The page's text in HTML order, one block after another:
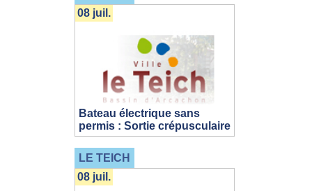
Bateau électrique sans
permis : Sortie crépusculaire
08 juil.
LE TEICH
08 juil.